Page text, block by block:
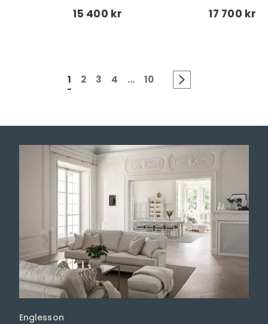
15 400 kr 17 700 kr
1 2 3 4 ... 10
Englesson